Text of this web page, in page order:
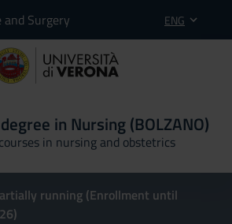
and Surgery ENG
in Nursing (BOLZANO)
in nursing and obstetrics
running (Enrollment until